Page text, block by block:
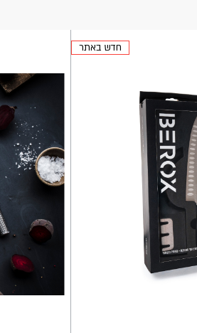
חדש באתר